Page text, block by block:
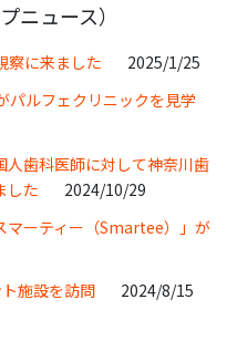
ニュース）
に来ました
2025/1/25
パルフェクリニックを見学
人歯科医師に対して神奈川歯
した
2024/10/29
マーティー（Smartee）」が
施設を訪問
2024/8/15